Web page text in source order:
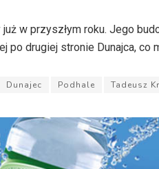
w przyszłym roku. Jego
drugiej stronie Dunajca, co
Dunajec Podhale Tadeusz